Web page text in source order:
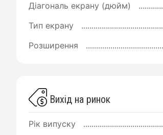
Діагональ екрану (дюйм)
Тип екрану
Розширення
Вихід на ринок
Рік випуску